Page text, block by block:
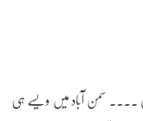
.... سمن آباد میں ویسے ہی